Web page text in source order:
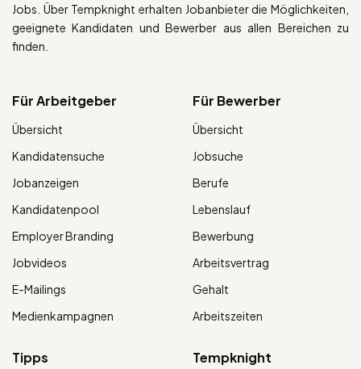
Jobs. Über Tempknight erhalten Jobanbieter die Möglichkeiten,
geeignete Kandidaten und Bewerber aus allen Bereichen zu
finden.
Für Arbeitgeber
Übersicht
Kandidatensuche
Jobanzeigen
Kandidatenpool
Employer Branding
Jobvideos
E-Mailings
Medienkampagnen
Für Bewerber
Übersicht
Jobsuche
Berufe
Lebenslauf
Bewerbung
Arbeitsvertrag
Gehalt
Arbeitszeiten
Tipps Tempknight